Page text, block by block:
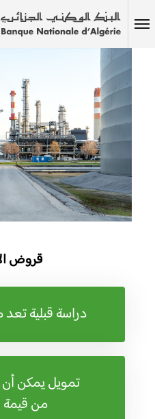
قروض
دراسة قبلية
تمويل يمكن أن
من قيمة